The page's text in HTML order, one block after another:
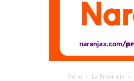
Inicio La Provincia